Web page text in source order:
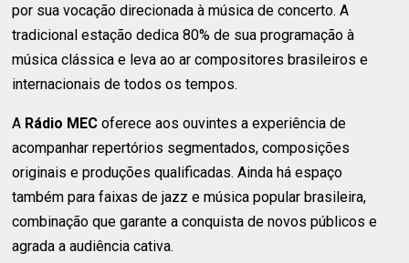
por sua vocação direcionada à música de concerto. A
tradicional estação dedica 80% de sua programação à
música clássica e leva ao ar compositores brasileiros e
internacionais de todos os tempos.
A Rádio MEC oferece aos ouvintes a experiência de
acompanhar repertórios segmentados, composições
originais e produções qualificadas. Ainda há espaço
também para faixas de jazz e música popular brasileira,
combinação que garante a conquista de novos públicos e
agrada a audiência cativa.